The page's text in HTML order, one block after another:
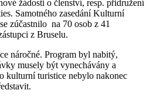
žádosti o členství, resp. přidružení
Samotného zasedání Kulturní
zúčastnilo na 70 osob z 41
z Bruselu.
náročné. Program byl nabitý,
musely být vynechávány a
kulturní turistice nebylo nakonec